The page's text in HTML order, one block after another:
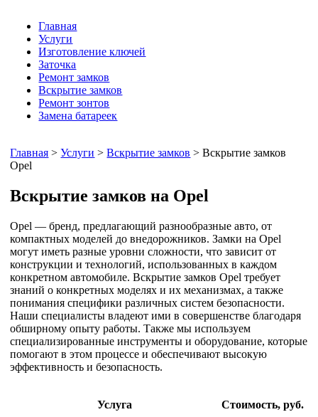
Главная
Услуги
Изготовление ключей
Заточка
Ремонт замков
Вскрытие замков
Ремонт зонтов
Замена батареек
Главная >Услуги >Вскрытие замков > Вскрытие замков
Opel
Вскрытие замков на Opel
Opel — бренд, предлагающий разнообразные авто, от
компактных моделей до внедорожников. Замки на Opel
могут иметь разные уровни сложности, что зависит от
конструкции и технологий, использованных в каждом
конкретном автомобиле. Вскрытие замков Opel требует
знаний о конкретных моделях и их механизмах, а также
понимания специфики различных систем безопасности.
Наши специалисты владеют ими в совершенстве благодаря
обширному опыту работы. Также мы используем
специализированные инструменты и оборудование, которые
помогают в этом процессе и обеспечивают высокую
эффективность и безопасность.
Услуга Стоимость, руб.